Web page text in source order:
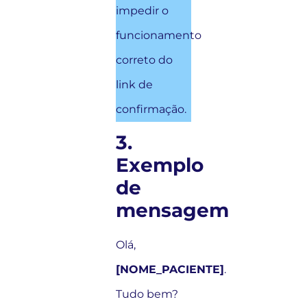
impedir o
funcionamento
correto do
link de
confirmação.
3.
Exemplo
de
mensagem
Olá,
[NOME_PACIENTE].
Tudo bem?